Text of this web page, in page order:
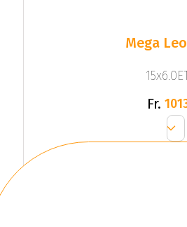
Mega
Fr.